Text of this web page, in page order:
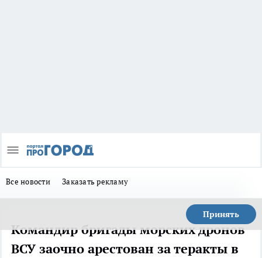
Все новости Заказать рекламу
Принять
Командир бригады морских дронов
ВСУ заочно арестован за теракты в